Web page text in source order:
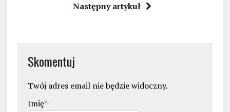
Następny artykuł
Skomentuj
Twój adres email nie będzie widoczny.
Imię*